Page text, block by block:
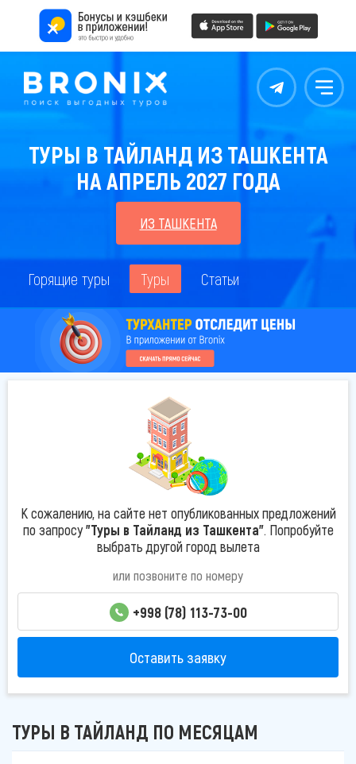
Контакты Меню
ТУРЫ В ТАЙЛАНД ИЗ ТАШКЕНТА
НА АПРЕЛЬ 2027 ГОДА
ИЗ ТАШКЕНТА
Горящие туры Туры Статьи
К сожалению, на сайте нет опубликованных предложений
по запросу"Туры в Тайланд из Ташкента". Попробуйте
выбрать другой город вылета
или позвоните по номеру
+998 (78) 113-73-00
Оставить заявку
ТУРЫ В ТАЙЛАНД ПО МЕСЯЦАМ